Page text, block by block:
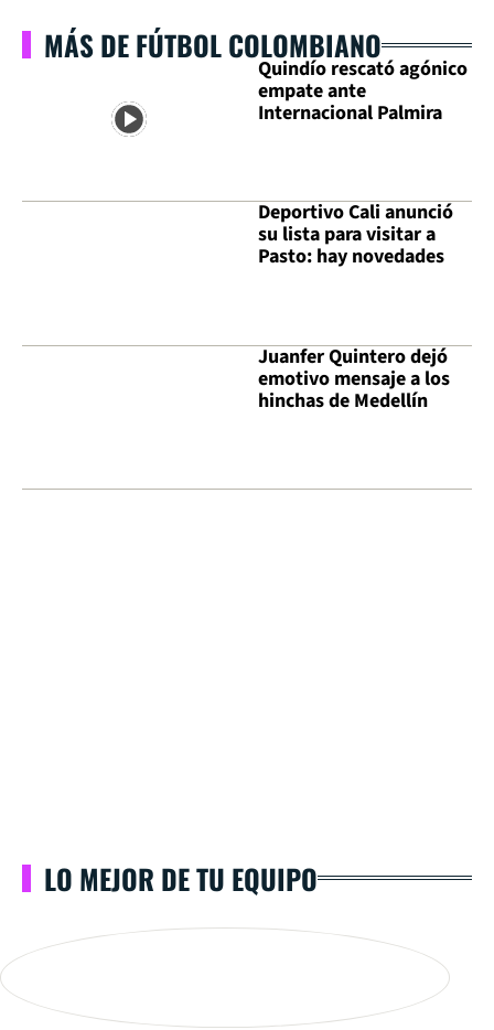
MÁS DE FÚTBOL COLOMBIANO
Quindío rescató agónico
empate ante
Internacional Palmira
Deportivo Cali anunció
su lista para visitar a
Pasto: hay novedades
Juanfer Quintero dejó
emotivo mensaje a los
hinchas de Medellín
LO MEJOR DE TU EQUIPO